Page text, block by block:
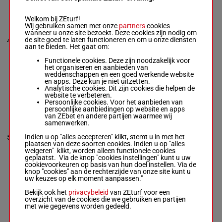
4
J.P.D'AVEL
D'haenens N.-
Tamsin Pavel
M/4 - 2300m-
1'14"3-
€ 11.226
1a 3a 2a (25)
1a 1a 5a 4a 1a
3a Da 1a Da
M/42300m1'14"3
€ 11.226
1a 3a 2a
(25) 1a 1a
5a 4a 1a
5
Willems G.-
Mattheeuws
H/4 - 2300m-
1'14"8-
€ 5.263
(25) 6a Da 6a
Da 4a 3a 2a
(24) 2a 5a 5a
H/42300m1'14"8
€ 5.263 3a 2a (24)
2a 5a 5a
6a
TI AMO DU
MOT
Welkom bij ZEturf!
Wij gebruiken samen met onze partnerscookies
wanneer u onze site bezoekt. Deze cookies zijn nodig om
de site goed te laten functioneren en om u onze diensten
aan te bieden. Het gaat om:
Functionele cookies. Deze zijn noodzakelijk voor
het organiseren en aanbieden van
weddenschappen en een goed werkende website
en apps. Deze kun je niet uitzetten.
Analytische cookies. Dit zijn cookies die helpen de
website te verbeteren.
Persoonlijke cookies. Voor het aanbieden van
persoonlijke aanbiedingen op website en apps
van ZEbet en andere partijen waarmee wij
samenwerken.
Indien u op "alles accepteren" klikt, stemt u in met het
plaatsen van deze soorten cookies. Indien u op "alles
weigeren" klikt, worden alleen functionele cookies
geplaatst. Via de knop "cookies instellingen" kunt u uw
cookievoorkeuren op basis van hun doel instellen. Via de
knop "cookies" aan de rechterzijde van onze site kunt u
uw keuzes op elk moment aanpassen."
Bekijk ook het privacybeleid van ZEturf voor een
overzicht van de cookies die we gebruiken en partijen
met wie gegevens worden gedeeld.